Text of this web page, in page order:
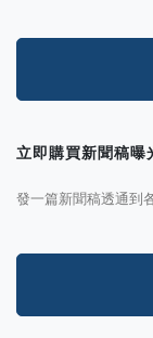
立即購買新聞稿曝
發一篇新聞稿透通到